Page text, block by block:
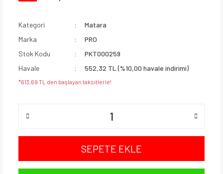
Kategori
Matara
Marka
PRO
Stok Kodu
PKT000259
Havale
552,32 TL (%10,00 havale indirimi)
*613,69 TL den başlayan taksitlerle!
SEPETE EKLE